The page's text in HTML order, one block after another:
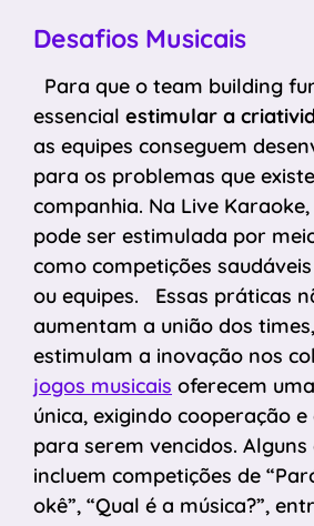
Desafios Musicais
Para que o team building
essencial estimular a
as equipes conseguem
para os problemas que
companhia. Na Live
pode ser estimulada por
como competições
ou equipes. Essas práticas
aumentam a união dos
estimulam a inovação nos
jogos musicais oferecem
única, exigindo cooperação
para serem vencidos. Alguns
incluem competições de
okê”, “Qual é a música?”,